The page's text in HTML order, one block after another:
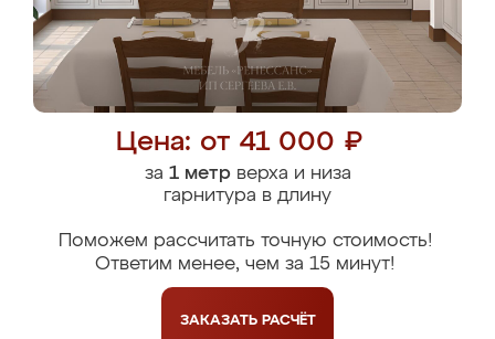
Цена: от 41 000 ₽
за 1 метрверха и низа
гарнитура в длину
Поможем рассчитать точную стоимость!
Ответим менее, чем за 15 минут!
ЗАКАЗАТЬ РАСЧЁТ